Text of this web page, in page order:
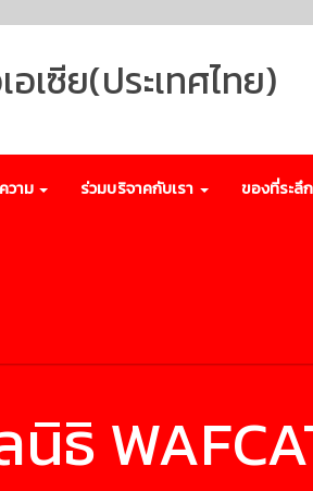
ซีย(ประเทศไทย)
วาม ร่วมบริจาคกับเรา ของที่ระลึ
ธิ